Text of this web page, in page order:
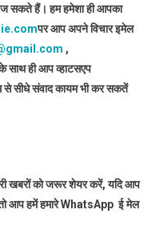
सकते हैं। हम हमेशा ही आपका
पर आप अपने विचार इमेल
,
ही आप व्हाटसएप
सीधे संवाद कायम भी कर सकतें
खबरों को जरूर शेयर करें, यदि आप
आप हमें हमारे WhatsApp ई मेल